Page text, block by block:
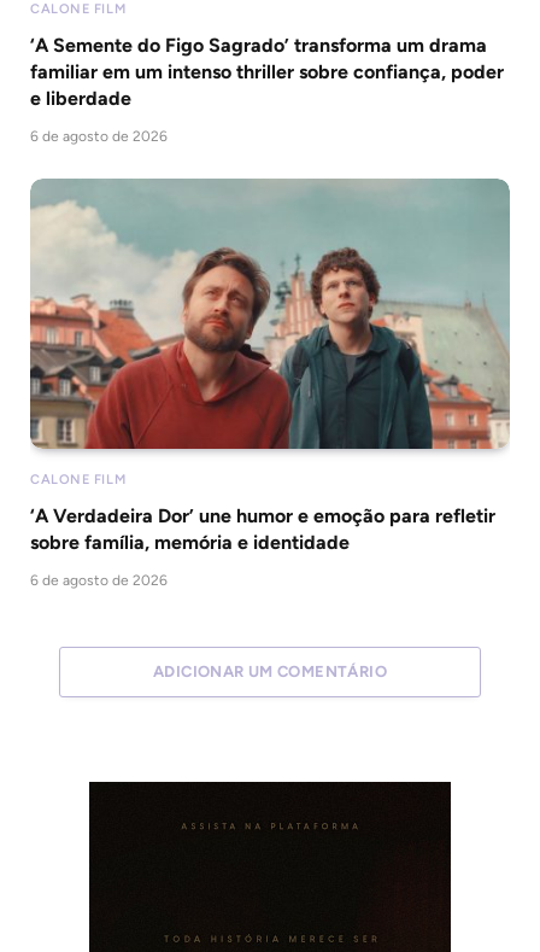
CALONE FILM
‘A Semente do Figo Sagrado’ transforma um drama
familiar em um intenso thriller sobre confiança, poder
e liberdade
6 de agosto de 2026
CALONE FILM
‘A Verdadeira Dor’ une humor e emoção para refletir
sobre família, memória e identidade
6 de agosto de 2026
ADICIONAR UM COMENTÁRIO